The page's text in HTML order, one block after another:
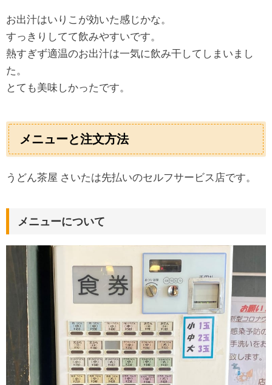
お出汁はいりこが効いた感じかな。
すっきりしてて飲みやすいです。
熱すぎず適温のお出汁は一気に飲み干してしまいまし
た。
とても美味しかったです。
メニューと注文方法
うどん茶屋 さいたは先払いのセルフサービス店です。
メニューについて